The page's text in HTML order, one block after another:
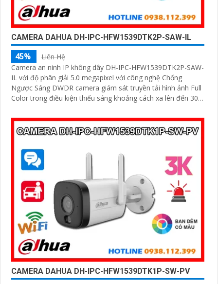
CAMERA DAHUA DH-IPC-HFW1539DTK2P-SAW-IL
45%
Liên Hệ
Camera an ninh IP không dây DH-IPC-HFW1539DTK2P-SAW-
IL với độ phân giải 5.0 megapixel với công nghệ Chống
Ngược Sáng DWDR camera giám sát truyền tải hình ảnh Full
Color trong điều kiện thiếu sáng khoảng cách xa lên đến 30m
CAMERA DAHUA DH-IPC-HFW1539DTK1P-SW-PV